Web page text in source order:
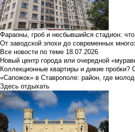
Фараоны, гроб и несбывшийся стадион:
От заводской эпохи до современных
Все новости по теме 18.07.2026
Новый центр города или очередной
Коллекционные квартиры и дикие
«Сапожок» в Ставрополе: район, где
Здесь отдыхать